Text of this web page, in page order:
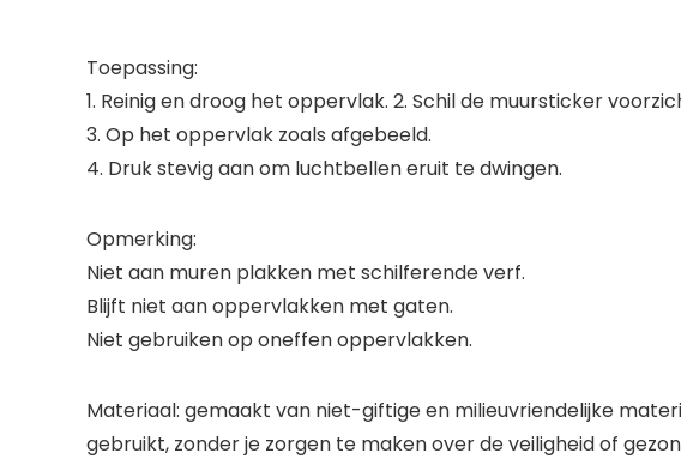
Toepassing:
1. Reinig en droog het oppervlak. 2. Schil de muursticker
3. Op het oppervlak zoals afgebeeld.
4. Druk stevig aan om luchtbellen eruit te dwingen.
Opmerking:
Niet aan muren plakken met schilferende verf.
Blijft niet aan oppervlakken met gaten.
Niet gebruiken op oneffen oppervlakken.
Materiaal: gemaakt van niet-giftige en milieuvriendelijke
gebruikt, zonder je zorgen te maken over de veiligheid of